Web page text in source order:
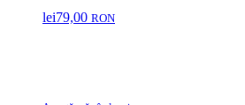
lei79,00 RON